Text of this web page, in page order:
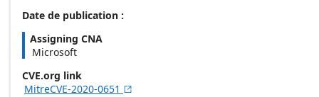
Date de publication :
Assigning CNA
Microsoft
CVE.org link
MitreCVE-2020-0651 